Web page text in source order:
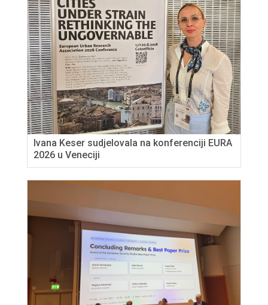
Ivana Keser sudjelovala na konferenciji EURA
2026 u Veneciji